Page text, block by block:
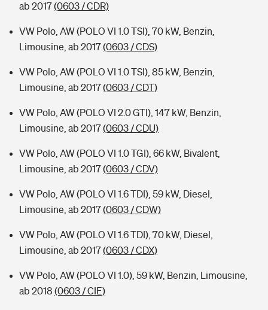
ab 2017(0603 / CDR)
VW Polo, AW (POLO VI 1.0 TSI), 70 kW, Benzin,
Limousine, ab 2017(0603 / CDS)
VW Polo, AW (POLO VI 1.0 TSI), 85 kW, Benzin,
Limousine, ab 2017(0603 / CDT)
VW Polo, AW (POLO VI 2.0 GTI), 147 kW, Benzin,
Limousine, ab 2017(0603 / CDU)
VW Polo, AW (POLO VI 1.0 TGI), 66 kW, Bivalent,
Limousine, ab 2017(0603 / CDV)
VW Polo, AW (POLO VI 1.6 TDI), 59 kW, Diesel,
Limousine, ab 2017(0603 / CDW)
VW Polo, AW (POLO VI 1.6 TDI), 70 kW, Diesel,
Limousine, ab 2017(0603 / CDX)
VW Polo, AW (POLO VI 1.0), 59 kW, Benzin, Limousine,
ab 2018 (0603 / CIE)